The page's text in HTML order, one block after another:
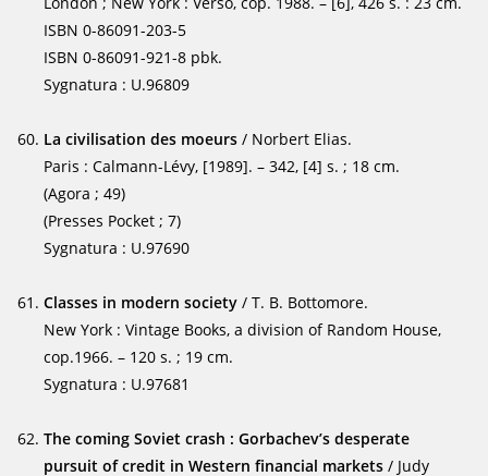
ISBN 0-86091-203-5
ISBN 0-86091-921-8 pbk.
Sygnatura : U.96809
La civilisation des moeurs / Norbert Elias.
Paris : Calmann-Lévy, [1989]. – 342, [4] s. ; 18 cm.
(Agora ; 49)
(Presses Pocket ; 7)
Sygnatura : U.97690
Classes in modern society / T. B. Bottomore.
New York : Vintage Books, a division of Random House,
cop.1966. – 120 s. ; 19 cm.
Sygnatura : U.97681
The coming Soviet crash : Gorbachev’s desperate
pursuit of credit in Western financial markets / Judy